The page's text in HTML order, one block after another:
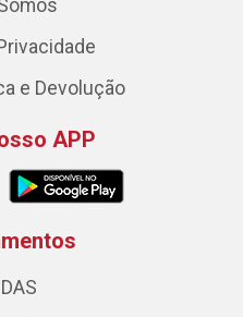
e Devolução
APP